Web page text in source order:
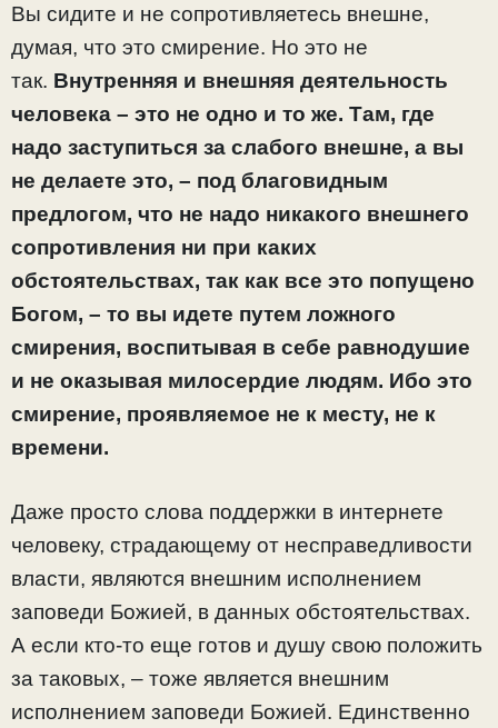
Вы сидите и не сопротивляетесь внешне,
думая, что это смирение. Но это не
так. Внутренняя и внешняя деятельность
человека – это не одно и то же. Там, где
надо заступиться за слабого внешне, а вы
не делаете это, – под благовидным
предлогом, что не надо никакого внешнего
сопротивления ни при каких
обстоятельствах, так как все это попущено
Богом, – то вы идете путем ложного
смирения, воспитывая в себе равнодушие
и не оказывая милосердие людям. Ибо это
смирение, проявляемое не к месту, не к
времени.
Даже просто слова поддержки в интернете
человеку, страдающему от несправедливости
власти, являются внешним исполнением
заповеди Божией, в данных обстоятельствах.
А если кто-то еще готов и душу свою положить
за таковых, – тоже является внешним
исполнением заповеди Божией. Единственно